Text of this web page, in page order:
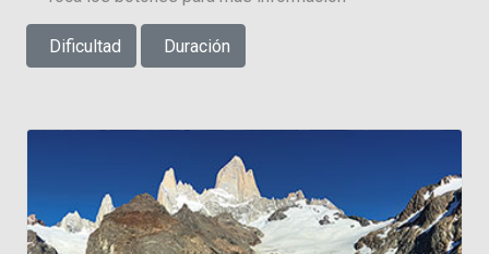
Dificultad Duración